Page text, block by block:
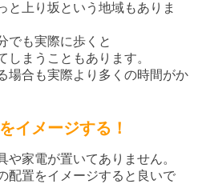
と上り坂という地域もありま
でも実際に歩くと
まうこともあります。
場合も実際より多くの時間がか
イメージする！
や家電が置いてありません。
配置をイメージすると良いで